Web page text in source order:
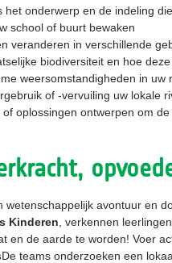
het onderwerp en de indeling
school of buurt bewaken
veranderen in verschillende
biodiversiteit en hoe
weersomstandigheden in uw
of -vervuiling uw lokale
oplossingen ontwerpen om
wetenschappelijk avontuur en
Kinderen , verkennen
en de aarde te worden! Voer
De teams onderzoeken een